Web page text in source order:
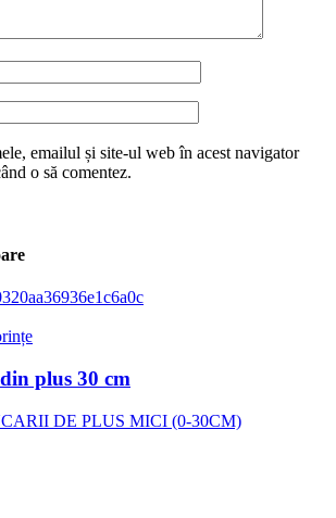
emailul și site-ul web în acest navigator
o să comentez.
plus 30 cm
DE PLUS MICI (0-30CM)